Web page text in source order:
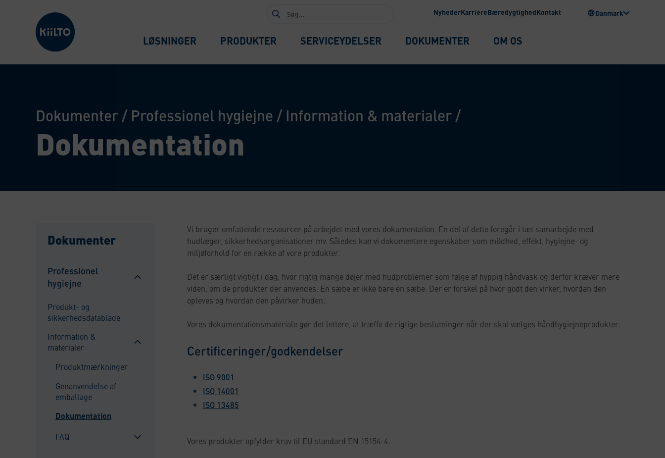
Kiilto Denmark
Søg
efter:
NyhederKarriereBæredygtighedKontakt Danmark
LØSNINGER PRODUKTER SERVICEYDELSER DOKUMENTER OM OS
Dokumenter/ Professionel hygiejne / Information & materialer/
Dokumentation
Dokumenter
Professionel
hygiejne
Produkt- og
sikkerhedsdatablade
Information &
materialer
Produktmærkninger
Genanvendelse af
emballage
Dokumentation
FAQ
Vi bruger omfattende ressourcer på arbejdet med vores dokumentation. En del af dette foregår i tæt samarbejde med
hudlæger, sikkerhedsorganisationer mv. Således kan vi dokumentere egenskaber som mildhed, effekt, hygiejne- og
miljøforhold for en række af vore produkter.
Det er særligt vigtigt i dag, hvor rigtig mange døjer med hudproblemer som følge af hyppig håndvask og derfor kræver mere
viden, om de produkter der anvendes. En sæbe er ikke bare en sæbe. Der er forskel på hvor godt den virker, hvordan den
opleves og hvordan den påvirker huden.
Vores dokumentationsmateriale gør det lettere, at træffe de rigtige beslutninger når der skal vælges håndhygiejneprodukter.
Certificeringer/godkendelser
ISO 9001
ISO 14001
ISO 13485
Vores produkter opfylder krav til EU standard EN 15154-4.